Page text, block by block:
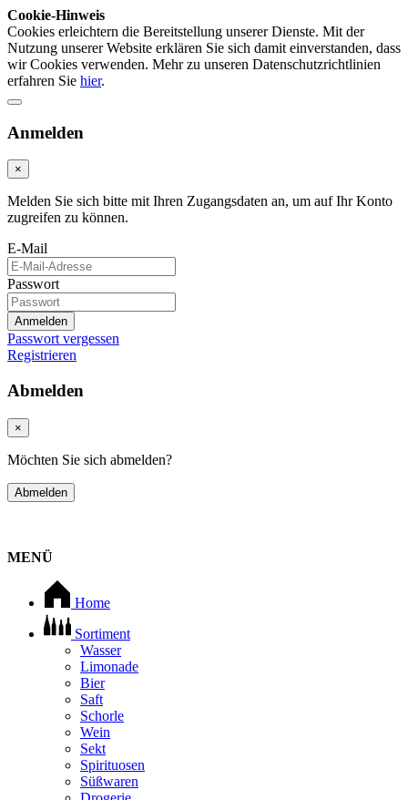
Cookie-Hinweis
Cookies erleichtern die Bereitstellung unserer Dienste. Mit der
Nutzung unserer Website erklären Sie sich damit einverstanden, dass
wir Cookies verwenden. Mehr zu unseren Datenschutzrichtlinien
erfahren Sie hier.
Anmelden
×
Melden Sie sich bitte mit Ihren Zugangsdaten an, um auf Ihr Konto
zugreifen zu können.
E-Mail
Passwort
Anmelden
Passwort vergessen
Registrieren
Abmelden
×
Möchten Sie sich abmelden?
Abmelden
MENÜ
Home
Sortiment
Wasser
Limonade
Bier
Saft
Schorle
Wein
Sekt
Spirituosen
Süßwaren